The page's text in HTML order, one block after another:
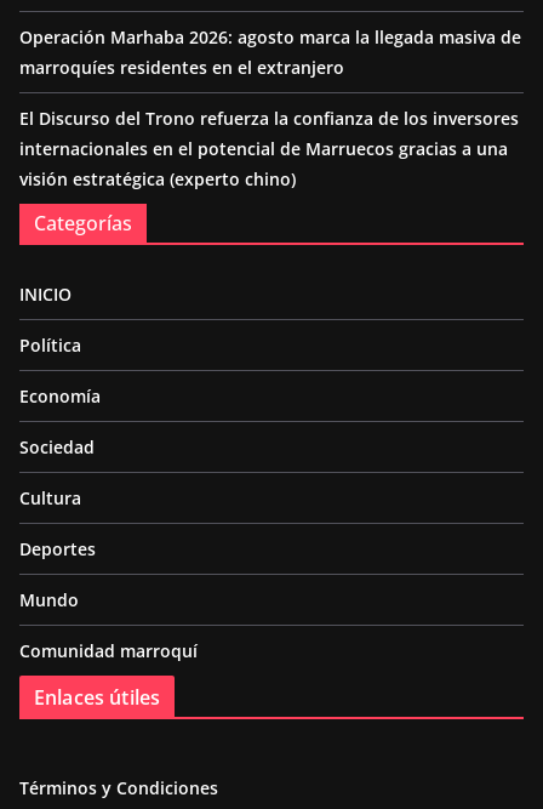
Operación Marhaba 2026: agosto marca la llegada masiva de
marroquíes residentes en el extranjero
El Discurso del Trono refuerza la confianza de los inversores
internacionales en el potencial de Marruecos gracias a una
visión estratégica (experto chino)
Categorías
INICIO
Política
Economía
Sociedad
Cultura
Deportes
Mundo
Comunidad marroquí
Enlaces útiles
Términos y Condiciones